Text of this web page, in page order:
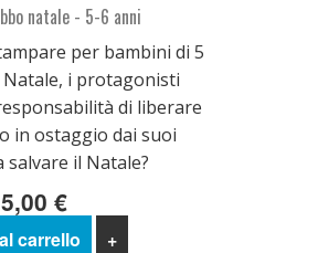
natale - 5-6 anni
per bambini di 5
Natale, i protagonisti
di liberare
in ostaggio dai suoi
il Natale?
5,00 €
carrello +